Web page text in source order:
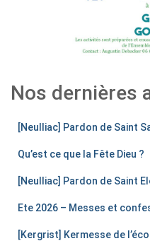
Nos dernières
[Neulliac] Pardon de Saint
Qu’est ce que la Fête Dieu ?
[Neulliac] Pardon de Saint
Ete 2026 – Messes et
[Kergrist] Kermesse de